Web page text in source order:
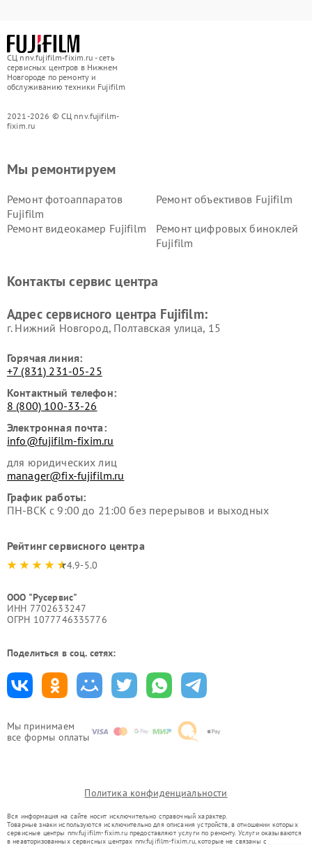
СЦ nnv.fujifilm-fixim.ru - сеть
сервисных центров в Нижнем
Новгороде по ремонту и
обслуживанию техники Fujifilm
2021-2026 © СЦ nnv.fujifilm-
fixim.ru
Мы принимаем
все формы оплаты
Мы ремонтируем
Ремонт фотоаппаратов
Fujifilm
Ремонт объективов Fujifilm
Ремонт видеокамер Fujifilm
Ремонт цифровых биноклей
Fujifilm
Контакты сервис центра
Адрес сервисного центра Fujifilm:
г. Нижний Новгород, Полтавская улица, 15
Горячая линия:
+7 (831) 231-05-25
Контактный телефон:
8 (800) 100-33-26
Электронная почта:
info@fujifilm-fixim.ru
для юридических лиц
manager@fix-fujifilm.ru
График работы:
ПН-ВСК с 9:00 до 21:00 без перерывов и выходных
Рейтинг сервисного центра
4.9-5.0
ООО "Русервис"
ИНН 7702633247
ОГРН 1077746335776
Поделиться в соц. сетях:
Политика конфиденциальности
Вся информация на сайте носит исключительно справочный характер.
Товарные знаки используются исключительно для описания устройств, в отношении которых
сервисные центры nnv.fujifilm-fixim.ru предоставляют услуги по ремонту. Услуги оказываются
в неавторизованных сервисных центрах nnv.fujifilm-fixim.ru, которые не связаны с